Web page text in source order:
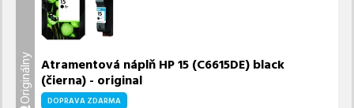
Originálny Atramentová náplň HP 15 (C6615DE) black
(čierna) - original
DOPRAVA ZDARMA